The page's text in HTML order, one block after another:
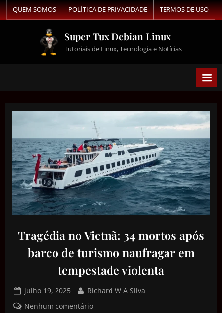
QUEM SOMOS POLÍTICA DE PRIVACIDADE TERMOS DE USO
Super Tux Debian Linux
Tutoriais de Linux, Tecnologia e Notícias
Tragédia no Vietnã: 34 mortos após
barco de turismo naufragar em
tempestade violenta
julho 19, 2025
Richard W A Silva
Nenhum comentário